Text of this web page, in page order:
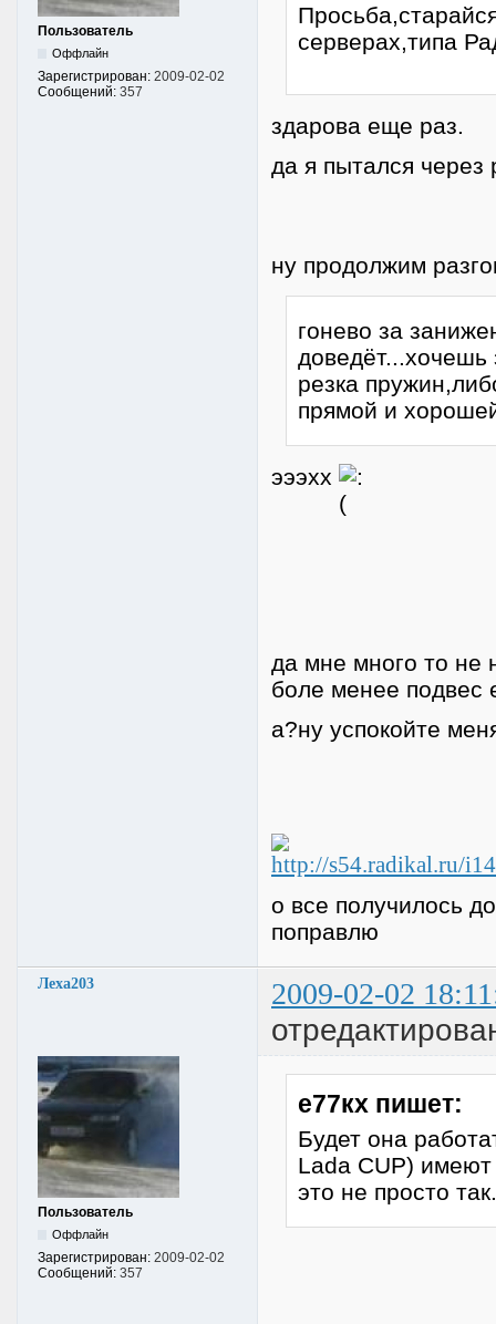
Пользователь
Оффлайн
Зарегистрирован: 2009-02-02
Сообщений: 357
серверах,типа
здарова еще раз.
да я пытался через
ну продолжим
гонево за
доведёт...хочешь
резка
прямой и
эээхх
да мне много то не
боле менее подвес
а?ну успокойте
о все получилось
поправлю
Леха203 2009-02-02
Пользователь
Оффлайн
Зарегистрирован: 2009-02-02
Сообщений: 357
е77кх пишет:
Будет она
Lada CUP)
это не просто